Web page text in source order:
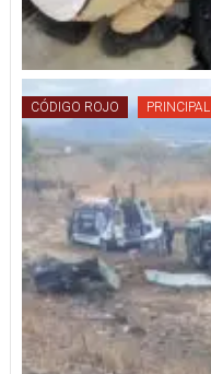
CÓDIGO ROJO PRINCIPAL